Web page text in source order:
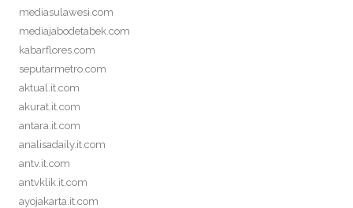
mediasulawesi.com
mediajabodetabek.com
kabarflores.com
seputarmetro.com
aktual.it.com
akurat.it.com
antara.it.com
analisadaily.it.com
antv.it.com
antvklik.it.com
ayojakarta.it.com